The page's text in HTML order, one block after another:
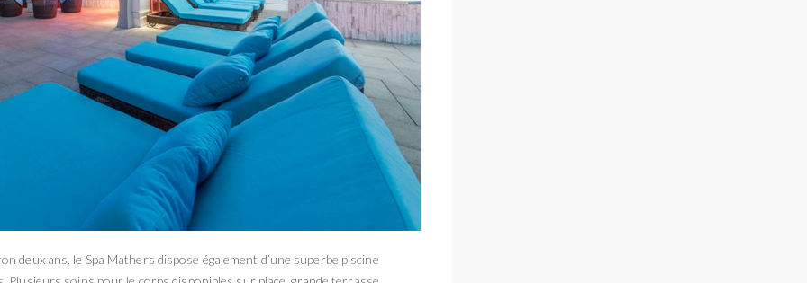
deux ans, le Spa Mathers dispose également d’une superbe piscine